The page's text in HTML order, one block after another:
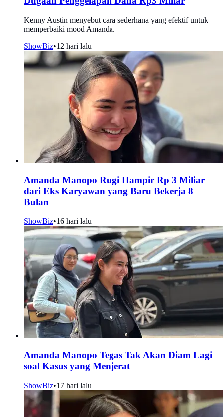
Kenny Austin menyebut cara sederhana yang efektif untuk
memperbaiki mood Amanda.
ShowBiz•12 hari lalu
Amanda Manopo Rugi Hampir Rp 3 Miliar
dari Eks Karyawan yang Baru Bekerja 8
Bulan
ShowBiz•16 hari lalu
Amanda Manopo Tegas Tak Akan Diam Lagi
soal Kasus yang Menjerat
ShowBiz•17 hari lalu